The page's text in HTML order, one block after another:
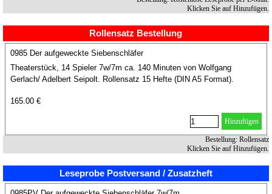
Klicken Sie auf Hinzufügen.
Rollensatz Bestellung
0985 Der aufgeweckte Siebenschläfer
Theaterstück, 14 Spieler 7w/7m ca. 140 Minuten von Wolfgang
Gerlach/ Adelbert Seipolt. Rollensatz 15 Hefte (DIN A5 Format).
165.00 €
Hinzufügen
Bestellung: Rollensatz
Klicken Sie auf Hinzufügen.
Leseprobe Postversand / Zusatzheft